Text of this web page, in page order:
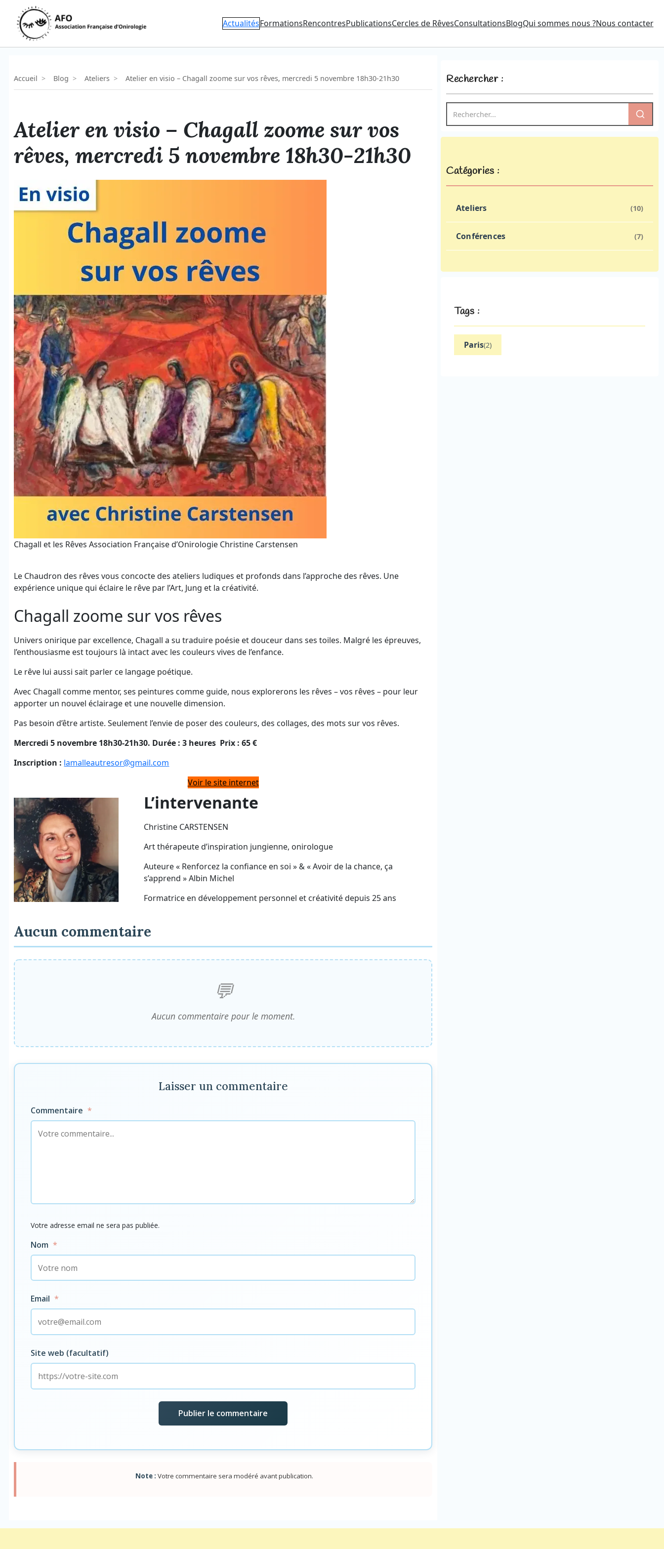
contenu
ActualitésFormationsRencontresPublicationsCercles de RêvesConsultationsBlogQui sommes nous ?Nous contacter
Accueil > Blog > Ateliers > Atelier en visio – Chagall zoome sur vos rêves, mercredi 5 novembre 18h30-21h30
Atelier en visio – Chagall zoome sur vos
rêves, mercredi 5 novembre 18h30-21h30
Chagall et les Rêves Association Française d’Onirologie Christine Carstensen
Le Chaudron des rêves vous concocte des ateliers ludiques et profonds dans l’approche des rêves. Une
expérience unique qui éclaire le rêve par l’Art, Jung et la créativité.
Chagall zoome sur vos rêves
Univers onirique par excellence, Chagall a su traduire poésie et douceur dans ses toiles. Malgré les épreuves,
l’enthousiasme est toujours là intact avec les couleurs vives de l’enfance.
Le rêve lui aussi sait parler ce langage poétique.
Avec Chagall comme mentor, ses peintures comme guide, nous explorerons les rêves – vos rêves – pour leur
apporter un nouvel éclairage et une nouvelle dimension.
Pas besoin d’être artiste. Seulement l’envie de poser des couleurs, des collages, des mots sur vos rêves.
Mercredi 5 novembre 18h30-21h30. Durée : 3 heures Prix : 65 €
Inscription : lamalleautresor@gmail.com
Voir le site internet
L’intervenante
Christine CARSTENSEN
Art thérapeute d’inspiration jungienne, onirologue
Auteure « Renforcez la confiance en soi » & « Avoir de la chance, ça
s’apprend » Albin Michel
Formatrice en développement personnel et créativité depuis 25 ans
Aucun commentaire
Aucun commentaire pour le moment.
Laisser un commentaire
Commentaire *
Votre adresse email ne sera pas publiée.
Nom *
Email *
Site web (facultatif)
Note : Votre commentaire sera modéré avant publication.
Rechercher :
Catégories :
Ateliers (10)
Conférences (7)
Tags :
Paris(2)